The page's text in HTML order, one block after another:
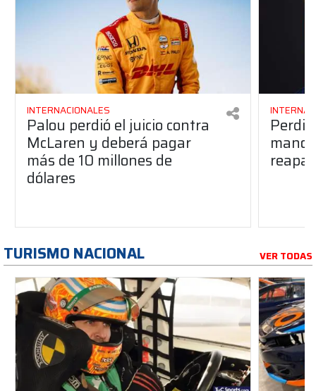
INTERNACIONALES
Palou perdió el juicio contra
McLaren y deberá pagar
más de 10 millones de
dólares
TURISMO NACIONAL VER TODAS